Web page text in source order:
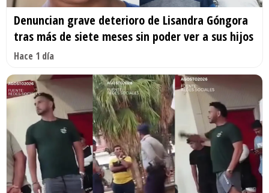
Denuncian grave deterioro de Lisandra Góngora
tras más de siete meses sin poder ver a sus hijos
Hace 1 día